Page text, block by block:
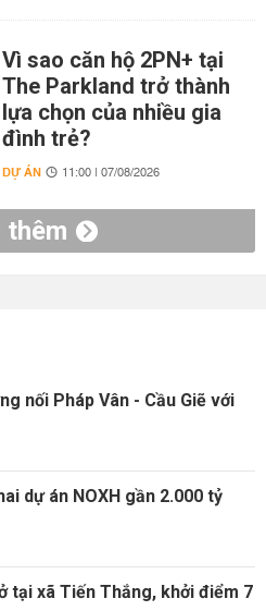
Vì sao căn hộ 2PN+ tại
The Parkland trở thành
lựa chọn của nhiều gia
đình trẻ?
DỰ ÁN 11:00 | 07/08/2026
thêm
nối Pháp Vân - Cầu Giẽ với
dự án NOXH gần 2.000 tỷ
tại xã Tiến Thắng, khởi điểm 7